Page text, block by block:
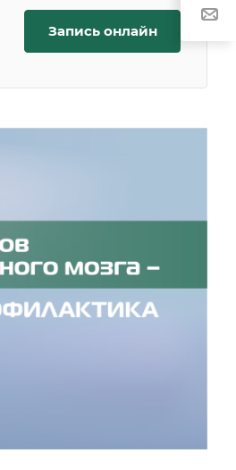
Запись онлайн